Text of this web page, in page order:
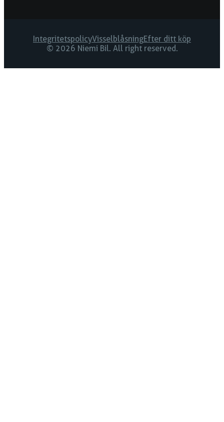
IntegritetspolicyVisselblåsningEfter ditt köp
© 2026 Niemi Bil. All right reserved.